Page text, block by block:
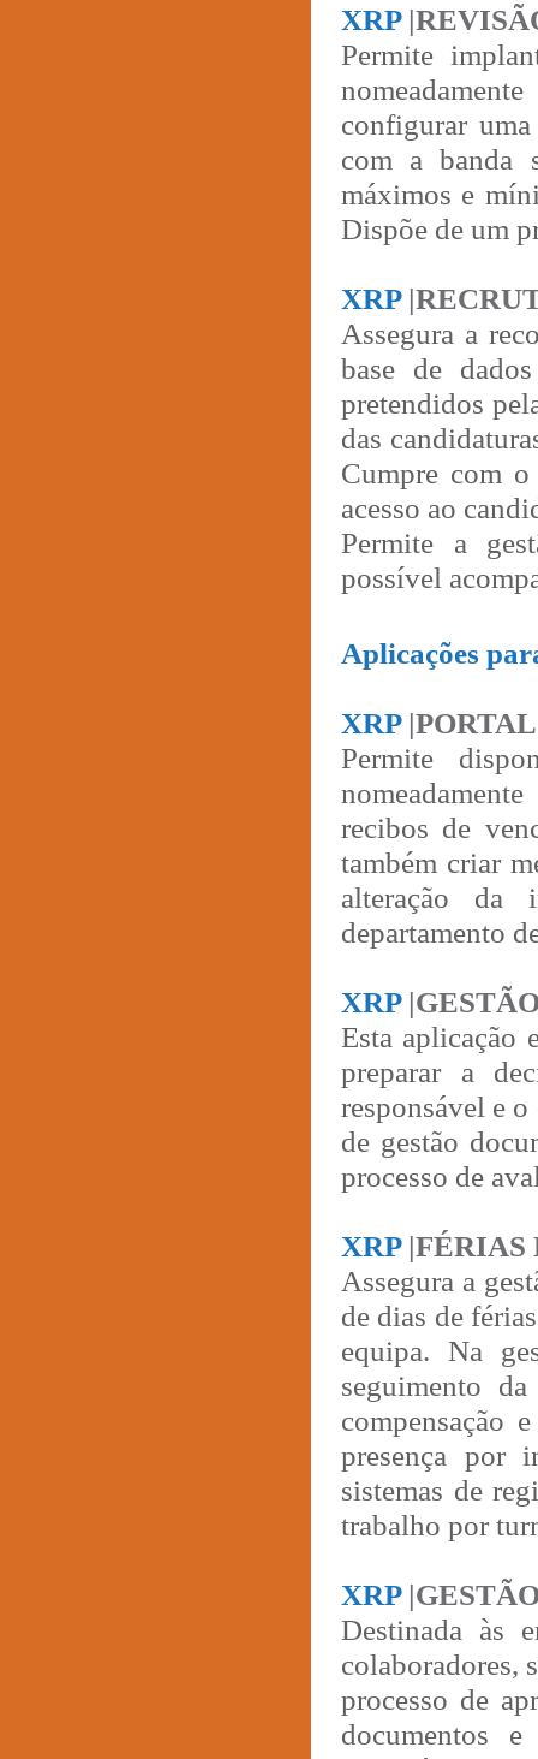
XRP
Permite
configurar
com a banda
máximos e
Dispõe de um
XRP
Assegura a
base de
pretendidos
das
Cumpre com
acesso ao
Permite a
possível
Aplicações
XRP
Permite
recibos de
também criar
alteração da
departamento
XRP
Esta aplicação
preparar a
responsável e
de gestão
processo de
XRP |FÉRIAS
Assegura a
de dias de
equipa. Na
seguimento
compensação
presença por
sistemas de
trabalho por
XRP
Destinada às
colaboradores,
processo de
documentos